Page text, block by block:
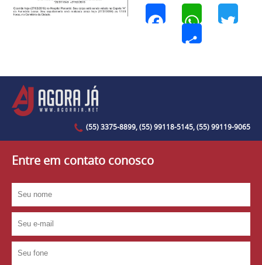
Facebook WhatsApp
(55) 3375-8899, (55) 99118-5145, (55) 99119-9065
Entre em contato conosco